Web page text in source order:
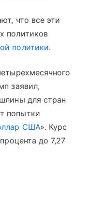
что все эти
политиков
политики.
заявил,
для стран
попытки
США». Курс
до 7,27